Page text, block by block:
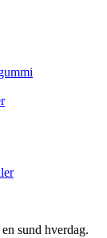
sund hverdag.